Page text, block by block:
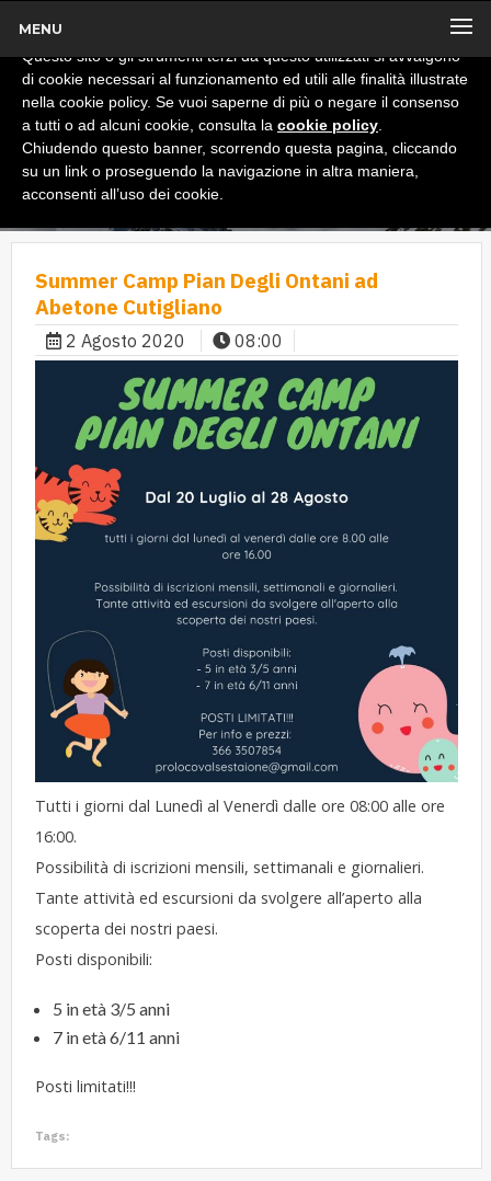
MENU
Summer Camp Pian Degli Ontani ad
Abetone Cutigliano
2 Agosto 2020 08:00
Tutti i giorni dal Lunedì al Venerdì dalle ore 08:00 alle ore
16:00.
Possibilità di iscrizioni mensili, settimanali e giornalieri.
Tante attività ed escursioni da svolgere all’aperto alla
scoperta dei nostri paesi.
Posti disponibili:
5 in età 3/5 anni
7 in età 6/11 anni
Posti limitati!!!
Tags:
x
Informativa
Questo sito o gli strumenti terzi da questo utilizzati si avvalgono
di cookie necessari al funzionamento ed utili alle finalità illustrate
nella cookie policy. Se vuoi saperne di più o negare il consenso
a tutti o ad alcuni cookie, consulta la cookie policy
Chiudendo questo banner, scorrendo questa pagina, cliccando
su un link o proseguendo la navigazione in altra maniera,
acconsenti all’uso dei cookie.